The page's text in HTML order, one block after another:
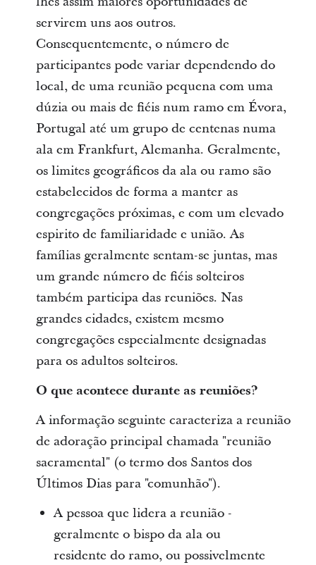
servirem uns aos outros.
Consequentemente, o número de
participantes pode variar dependendo do
local, de uma reunião pequena com uma
dúzia ou mais de fiéis num ramo em Évora,
Portugal até um grupo de centenas numa
ala em Frankfurt, Alemanha. Geralmente,
os limites geográficos da ala ou ramo são
estabelecidos de forma a manter as
congregações próximas, e com um elevado
espirito de familiaridade e união. As
famílias geralmente sentam-se juntas, mas
um grande número de fiéis solteiros
também participa das reuniões. Nas
grandes cidades, existem mesmo
congregações especialmente designadas
para os adultos solteiros.
O que acontece durante as reuniões?
A informação seguinte caracteriza a reunião
de adoração principal chamada "reunião
sacramental" (o termo dos Santos dos
Últimos Dias para "comunhão").
A pessoa que lidera a reunião -
geralmente o bispo da ala ou
residente do ramo, ou possivelmente